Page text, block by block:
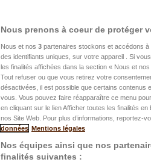
Nous prenons à coeur de protéger
Nous et nos 3 partenaires stockons et accédons
des identifiants uniques, sur votre appareil . Si
les finalités affichées dans la section « Nous et
Tout refuser ou que vous retirez votre
désactivées, il est possible que certains contenus
vous. Vous pouvez faire réapparaître ce menu
en cliquant sur le lien Afficher toutes les finalités
nos Site Web. Pour plus d’informations, reportez-
données Mentions légales
Nos équipes ainsi que nos
finalités suivantes :